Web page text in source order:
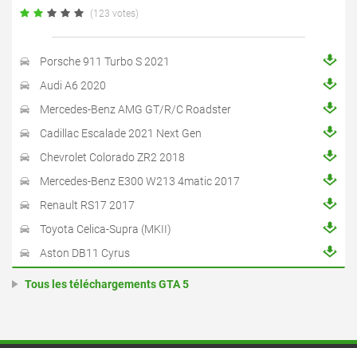
(123 votes)
Porsche 911 Turbo S 2021
Audi A6 2020
Mercedes-Benz AMG GT/R/C Roadster
Cadillac Escalade 2021 Next Gen
Chevrolet Colorado ZR2 2018
Mercedes-Benz E300 W213 4matic 2017
Renault RS17 2017
Toyota Celica-Supra (MKII)
Aston DB11 Cyrus
Tous les téléchargements GTA 5